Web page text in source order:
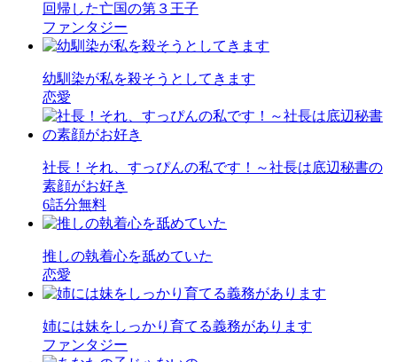
回帰した亡国の第３王子
ファンタジー
幼馴染が私を殺そうとしてきます
恋愛
社長！それ、すっぴんの私です！～社長は底辺秘書の
素顔がお好き
6話分無料
推しの執着心を舐めていた
恋愛
姉には妹をしっかり育てる義務があります
ファンタジー